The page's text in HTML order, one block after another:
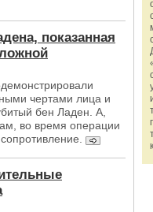
показанная
чертами лица и
бен Ладен. А,
во время операции